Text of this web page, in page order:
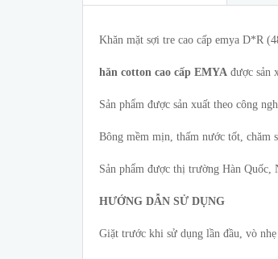
Khăn mặt sợi tre cao cấp emya D*R
hăn cotton cao cấp EMYA được sản
Sản phẩm được sản xuất theo công
Bông mềm mịn, thấm nước tốt, chăm
Sản phẩm được thị trường Hàn Quốc,
HƯỚNG DẪN SỬ DỤNG
Giặt trước khi sử dụng lần đầu, vò